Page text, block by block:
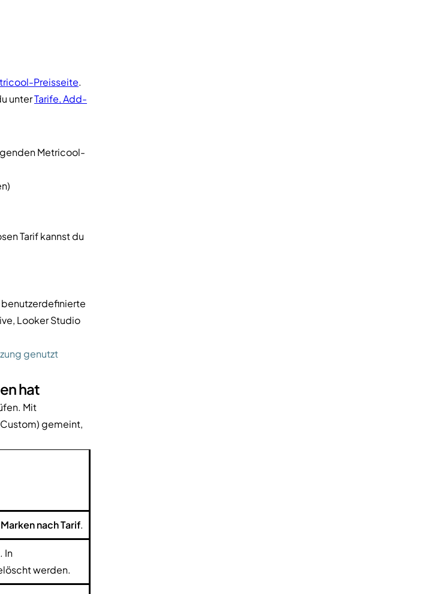
Preisseite.
unterTarife, Add-
Metricool-
Tarif kannst du
Looker Studio
genutzt
hat
Mit
gemeint,
Marken nach Tarif.
In
werden.